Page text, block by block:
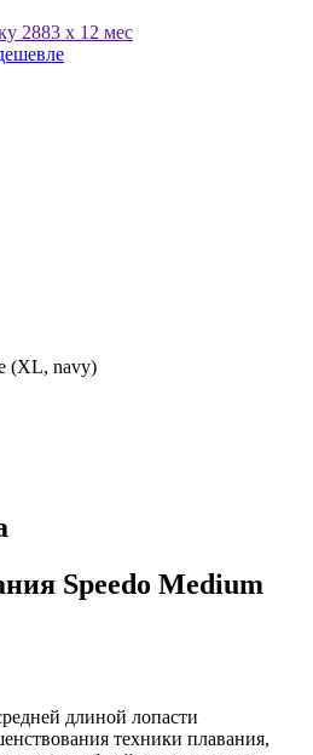
2883 x 12 мес
(XL, navy)
Speedo Medium
длиной лопасти
техники плавания,